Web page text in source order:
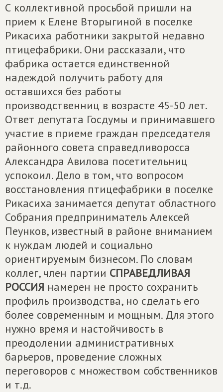
С коллективной просьбой пришли на
прием к Елене Вторыгиной в поселке
Рикасиха работники закрытой недавно
птицефабрики. Они рассказали, что
фабрика остается единственной
надеждой получить работу для
оставшихся без работы
производственниц в возрасте 45-50 лет.
Ответ депутата Госдумы и принимавшего
участие в приеме граждан председателя
районного совета справедливоросса
Александра Авилова посетительниц
успокоил. Дело в том, что вопросом
восстановления птицефабрики в поселке
Рикасиха занимается депутат областного
Собрания предприниматель Алексей
Пеунков, известный в районе вниманием
к нуждам людей и социально
ориентируемым бизнесом. По словам
коллег, член партии СПРАВЕДЛИВАЯ
РОССИЯ намерен не просто сохранить
профиль производства, но сделать его
более современным и мощным. Для этого
нужно время и настойчивость в
преодолении административных
барьеров, проведение сложных
переговоров с множеством собственников
и т.д.